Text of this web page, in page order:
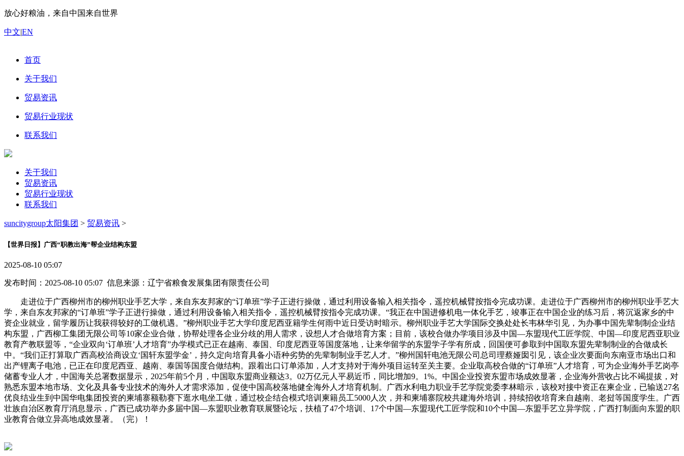
放心好粮油，来自中国来自世界
中文|EN
首页
关于我们
贸易资讯
贸易行业现状
联系我们
关于我们
贸易资讯
贸易行业现状
联系我们
suncitygroup太阳集团 > 贸易资讯 >
【世界日报】广西“职教出海”帮企业结构东盟
2025-08-10 05:07
发布时间：2025-08-10 05:07 信息来源：辽宁省粮食发展集团有限责任公司
走进位于广西柳州市的柳州职业手艺大学，来自东友邦家的“订单班”学子正进行操做，通过利用设备输入相关指令，遥控机械臂按指令完成功课。走进位于广西柳州市的柳州职业手艺大
学，来自东友邦家的“订单班”学子正进行操做，通过利用设备输入相关指令，遥控机械臂按指令完成功课。“我正在中国进修机电一体化手艺，竣事正在中国企业的练习后，将沉返家乡的中
资企业就业，留学履历让我获得较好的工做机遇。”柳州职业手艺大学印度尼西亚籍学生何雨中近日受访时暗示。柳州职业手艺大学国际交换处处长韦林华引见，为办事中国先辈制制企业结
构东盟，广西柳工集团无限公司等10家企业合做，协帮处理各企业分歧的用人需求，设想人才合做培育方案；目前，该校合做办学项目涉及中国—东盟现代工匠学院、中国—印度尼西亚职业
教育产教联盟等，“企业双向‘订单班’人才培育”办学模式已正在越南、泰国、印度尼西亚等国度落地，让来华留学的东盟学子学有所成，回国便可参取到中国取东盟先辈制制业的合做成长
中。“我们正打算取广西高校洽商设立‘国轩东盟学金’，持久定向培育具备小语种劣势的先辈制制业手艺人才。”柳州国轩电池无限公司总司理蔡娅囡引见，该企业次要面向东南亚市场出口和
出产锂离子电池，已正在印度尼西亚、越南、泰国等国度合做结构。跟着出口订单添加，人才支持对于海外项目运转至关主要。企业取高校合做的“订单班”人才培育，可为企业海外手艺岗亭
储蓄专业人才，中国海关总署数据显示，2025年前5个月，中国取东盟商业额达3。02万亿元人平易近币，同比增加9。1%。中国企业投资东盟市场成效显著，企业海外营收占比不竭提拔，对
熟悉东盟本地市场、文化及具备专业技术的海外人才需求添加，促使中国高校落地健全海外人才培育机制。广西水利电力职业手艺学院党委李林暗示，该校对接中资正在柬企业，已输送27名
优良结业生到中国华电集团投资的柬埔寨额勒赛下逛水电坐工做，通过校企结合模式培训柬籍员工5000人次，并和柬埔寨院校共建海外培训，持续招收培育来自越南、老挝等国度学生。广西
壮族自治区教育厅消息显示，广西已成功举办多届中国—东盟职业教育联展暨论坛，扶植了47个培训、17个中国—东盟现代工匠学院和10个中国—东盟手艺立异学院，广西打制面向东盟的职
业教育合做立异高地成效显著。（完）！